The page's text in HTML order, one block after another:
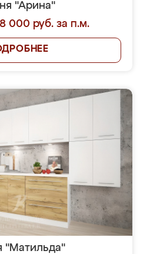
"Арина"
000 руб. за п.м.
"Матильда"